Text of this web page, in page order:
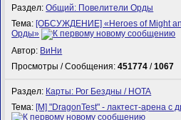
Раздел:Общий: Повелители Орды
Тема: [ОБСУЖДЕНИЕ] «Heroes of Might
Орды»
Автор: ВиНи
Просмотры / Сообщения:451774 /1067
Раздел: Карты: Рог Бездны / HOTA
Тема: [M] "DragonTest" - лактест-арена с